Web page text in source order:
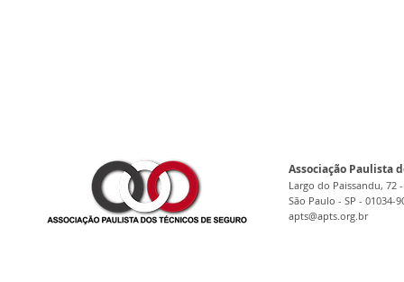
Associação Paulista
Largo do Paissandu, 72
São Paulo - SP - 01034-
apts@apts.org.br